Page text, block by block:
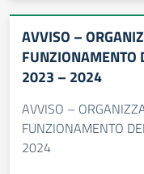
AVVISO –
FUNZIONAMENTO
2023 – 2024
AVVISO –
FUNZIONAMENTO
2024